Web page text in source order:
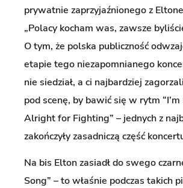
prywatnie zaprzyjaźnionego z
„Polacy kocham was, zawsze
O tym, że polska publiczność
etapie tego niezapomnianego
nie siedział, a ci najbardziej
pod scenę, by bawić się w rytm
Alright for Fighting” – jednych z
zakończyły zasadniczą część
Na bis Elton zasiadł do swego
Song” – to właśnie podczas takich